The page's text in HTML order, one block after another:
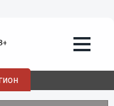
- Никитин
награды 26